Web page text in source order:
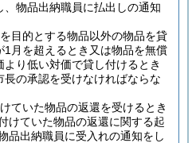
物品出納職員に払出しの通知
目的とする物品以外の物品を貸
1月を超えるとき又は物品を無償
り低い対価で貸し付けるとき
の承認を受けなければならな
ていた物品の返還を受けるとき
けていた物品の返還に関する起
品出納職員に受入れの通知をし